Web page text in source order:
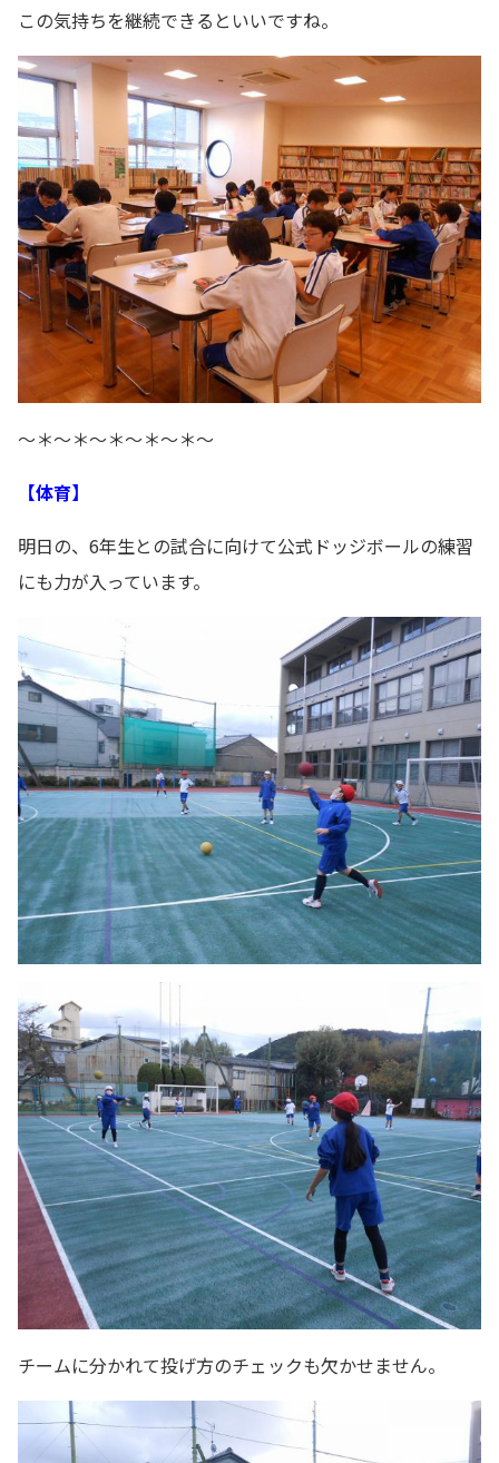
この気持ちを継続できるといいですね。
～＊～＊～＊～＊～＊～
【体育】
明日の、6年生との試合に向けて公式ドッジボールの練習
にも力が入っています。
チームに分かれて投げ方のチェックも欠かせません。